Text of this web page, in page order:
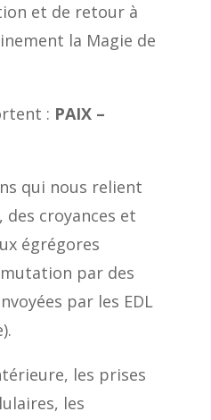
et de retour à
la Magie de
: PAIX –
qui nous relient
des croyances et
égrégores
par des
par les EDL
les prises
les